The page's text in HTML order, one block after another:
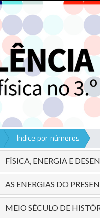
Índice por números
FÍSICA, ENERGIA E
AS ENERGIAS DO
MEIO SÉCULO DE